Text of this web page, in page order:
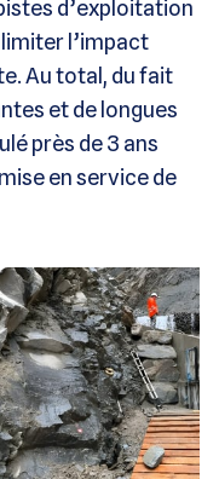
d’exploitation
l’impact
Au total, du fait
et de longues
près de 3 ans
en service de